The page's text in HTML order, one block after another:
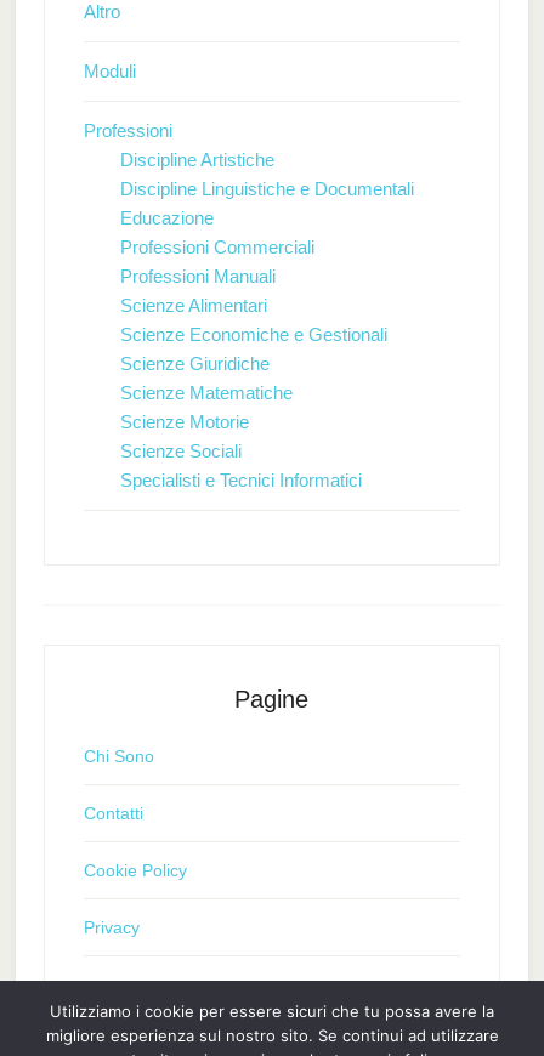
Altro
Moduli
Professioni
Discipline Artistiche
Discipline Linguistiche e Documentali
Educazione
Professioni Commerciali
Professioni Manuali
Scienze Alimentari
Scienze Economiche e Gestionali
Scienze Giuridiche
Scienze Matematiche
Scienze Motorie
Scienze Sociali
Specialisti e Tecnici Informatici
Pagine
Chi Sono
Contatti
Cookie Policy
Privacy
Utilizziamo i cookie per essere sicuri che tu possa avere la
migliore esperienza sul nostro sito. Se continui ad utilizzare